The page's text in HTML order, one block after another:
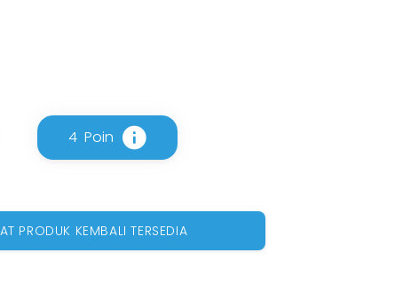
4 Poin
PRODUK KEMBALI TERSEDIA